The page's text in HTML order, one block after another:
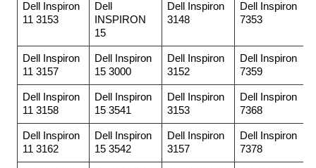
Dell Inspiron
11 3153
Dell
INSPIRON
15
Dell Inspiron
3148
Dell Inspiron
7353
Dell Inspiron
11 3157
Dell Inspiron
15 3000
Dell Inspiron
3152
Dell Inspiron
7359
Dell Inspiron
11 3158
Dell Inspiron
15 3541
Dell Inspiron
3153
Dell Inspiron
7368
Dell Inspiron
11 3162
Dell Inspiron
15 3542
Dell Inspiron
3157
Dell Inspiron
7378